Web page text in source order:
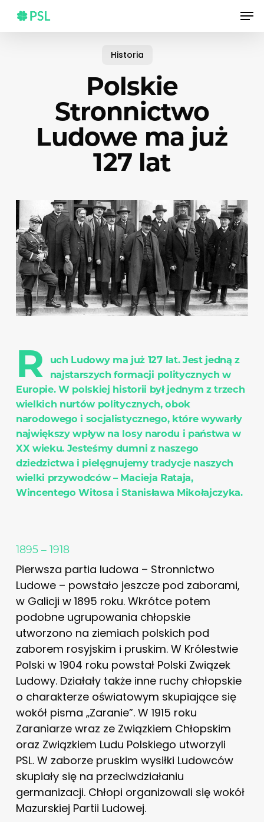
main
Historia
Polskie
Stronnictwo
Ludowe ma już
127 lat
R
uch Ludowy ma już 127 lat. Jest jedną z
najstarszych formacji politycznych w
Europie. W polskiej historii był jednym z trzech
wielkich nurtów politycznych, obok
narodowego i socjalistycznego, które wywarły
największy wpływ na losy narodu i państwa w
XX wieku. Jesteśmy dumni z naszego
dziedzictwa i pielęgnujemy tradycje naszych
wielki przywodców – Macieja Rataja,
Wincentego Witosa i Stanisława Mikołajczyka.
1895 – 1918
Pierwsza partia ludowa – Stronnictwo
Ludowe – powstało jeszcze pod zaborami,
w Galicji w 1895 roku. Wkrótce potem
podobne ugrupowania chłopskie
utworzono na ziemiach polskich pod
zaborem rosyjskim i pruskim. W Królestwie
Polski w 1904 roku powstał Polski Związek
Ludowy. Działały także inne ruchy chłopskie
o charakterze oświatowym skupiające się
wokół pisma „Zaranie”. W 1915 roku
Zaraniarze wraz ze Związkiem Chłopskim
oraz Związkiem Ludu Polskiego utworzyli
PSL. W zaborze pruskim wysiłki Ludowców
skupiały się na przeciwdziałaniu
germanizacji. Chłopi organizowali się wokół
Mazurskiej Partii Ludowej.